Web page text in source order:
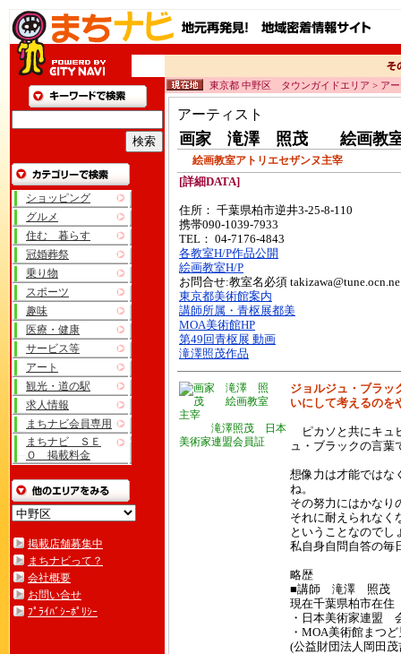
ショッピング
グルメ
住む 暮らす
冠婚葬祭
乗り物
スポーツ
趣味
医療・健康
サービス等
アート
観光・道の駅
求人情報
まちナビ会員専用
まちナビ ＳＥ
Ｏ 掲載料金
掲載店舗募集中
まちナビって？
会社概要
お問い合せ
ﾌﾟﾗｲﾊﾞｼｰﾎﾟﾘｼｰ
東京都 中野区 タウンガイドエリア > ア
アーティスト
画家 滝澤 照茂 絵画
絵画教室アトリエセザンヌ主宰
[詳細DATA]
住所： 千葉県柏市逆井3-25-8-110
携帯090-1039-7933
TEL： 04-7176-4843
各教室H/P作品公開
絵画教室H/P
お問合せ:教室名必須
東京都美術館案内
講師所属・青枢展都美
MOA美術館HP
第49回青枢展 動画
滝澤照茂作品
滝澤照茂 日本
美術家連盟会員証
ジョルジュ・ブラッ
いにして考えるのを
ピカソと共にキュ
ュ・ブラックの言葉
想像力は才能ではな
ね。
その努力にはかなり
それに耐えられなく
ということなのでし
私自身自問自答の毎
略歴
■講師 滝澤 照茂
現在千葉県柏市在住
・日本美術家連
・MOA美術館まつ
(公益財団法人岡田